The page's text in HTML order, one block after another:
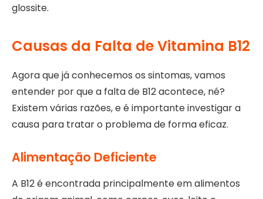
glossite.
Causas da Falta de Vitamina B12
Agora que já conhecemos os sintomas, vamos
entender por que a falta de B12 acontece, né?
Existem várias razões, e é importante investigar a
causa para tratar o problema de forma eficaz.
Alimentação Deficiente
A B12 é encontrada principalmente em alimentos